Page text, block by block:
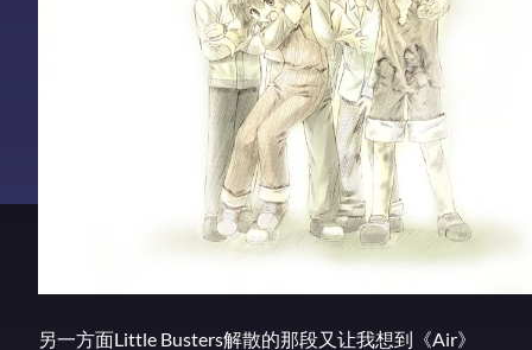
另一方面Little Busters解散的那段又让我想到《Air》